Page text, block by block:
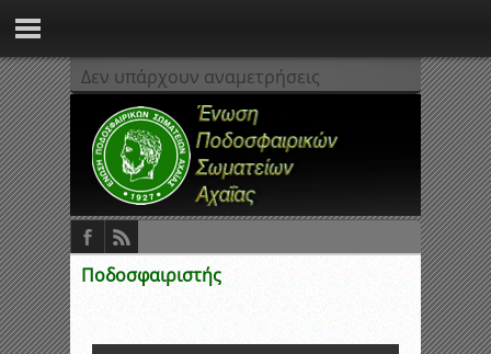
Δεν υπάρχουν αναμετρήσεις
Ποδοσφαιριστής